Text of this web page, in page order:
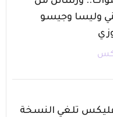
وليسا وجيسو
تلغي النسخة